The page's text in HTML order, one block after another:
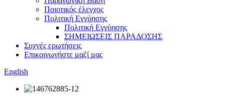
Ποιοτικός έλεγχος
Πολιτική Εγγύησης
Πολιτική Εγγύησης
ΣΗΜΕΙΩΣΕΙΣ ΠΑΡΑΔΟΣΗΣ
Συχνές ερωτήσεις
Επικοινωνήστε μαζί μας
English